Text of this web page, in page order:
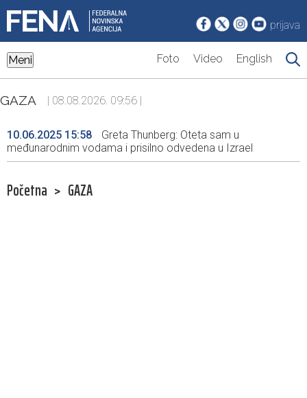
prijava
Meni Foto Video English
GAZA | 08.08.2026. 09:56 |
10.06.2025 15:58
Greta Thunberg: Oteta sam u
međunarodnim vodama i prisilno odvedena u Izrael
Početna > GAZA